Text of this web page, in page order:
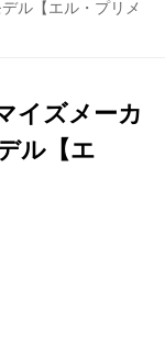
ル【エル・プリメ
イズメーカ
ル【エ